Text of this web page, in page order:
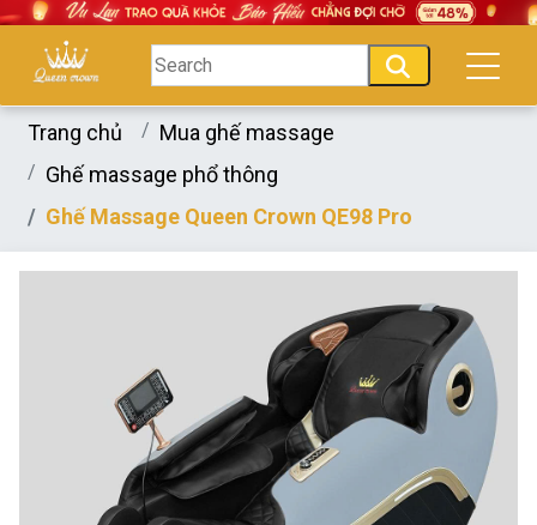
Trang chủ
Mua ghế massage
Ghế massage phổ thông
Ghế Massage Queen Crown QE98 Pro